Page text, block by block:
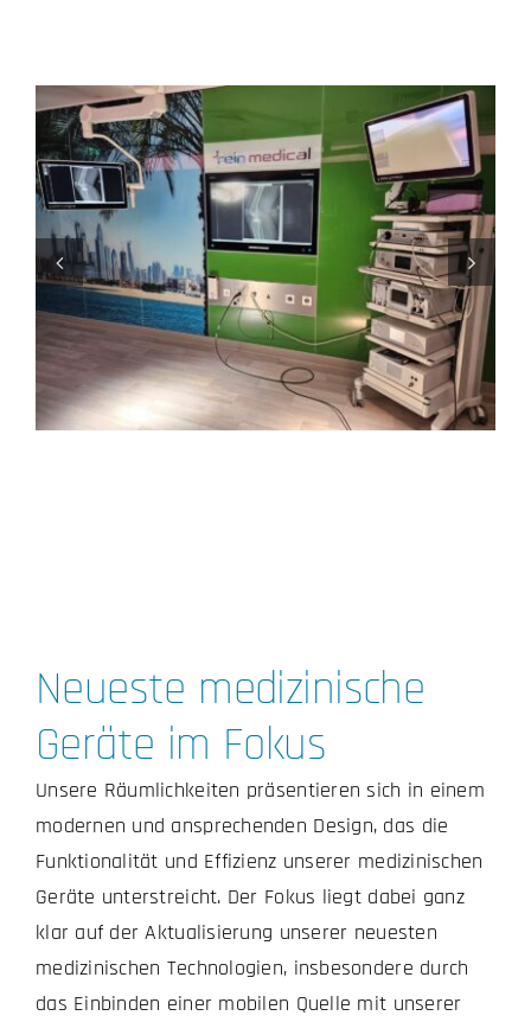
Neueste medizinische
Geräte im Fokus
Unsere Räumlichkeiten präsentieren sich in einem
modernen und ansprechenden Design, das die
Funktionalität und Effizienz unserer medizinischen
Geräte unterstreicht. Der Fokus liegt dabei ganz
klar auf der Aktualisierung unserer neuesten
medizinischen Technologien, insbesondere durch
das Einbinden einer mobilen Quelle mit unserer